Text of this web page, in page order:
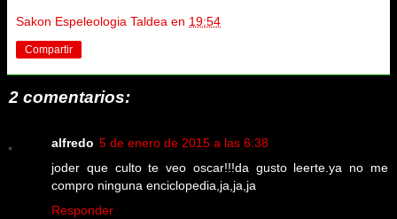
Sakon Espeleologia Taldea en 19:54
Compartir
2 comentarios:
alfredo 5 de enero de 2015 a las 6:38
joder que culto te veo oscar!!!da gusto leerte.ya no me
compro ninguna enciclopedia,ja,ja,ja
Responder